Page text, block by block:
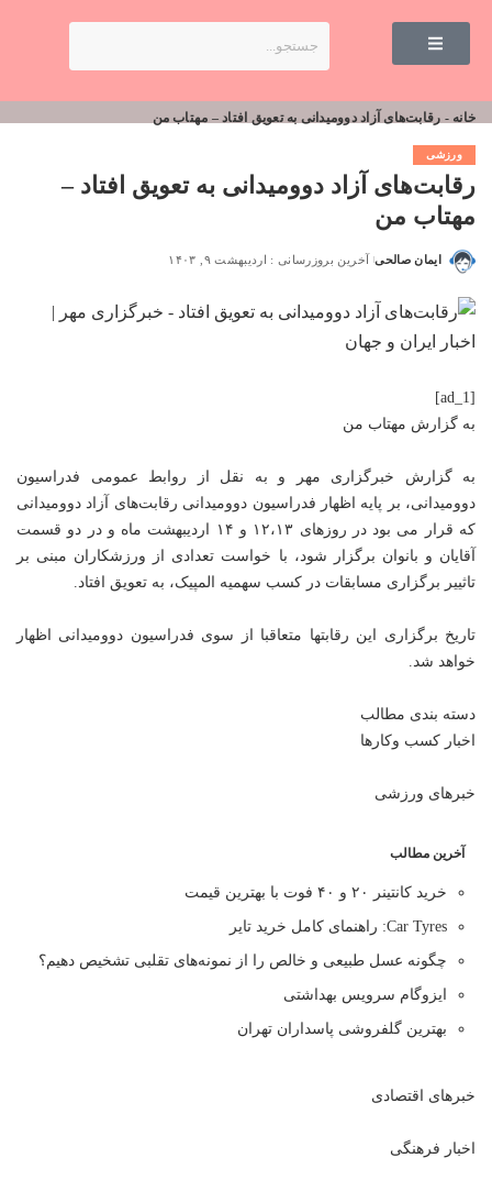
خانه - رقابت‌های آزاد دوومیدانی به تعویق افتاد – مهتاب من
ورزشی
رقابت‌های آزاد دوومیدانی به تعویق افتاد –
مهتاب من
ایمان صالحی آخرین بروزرسانی : اردیبهشت ۹, ۱۴۰۳
[ad_1]
به گزارش مهتاب من
به گزارش خبرگزاری مهر و به نقل از روابط عمومی فدراسیون
دوومیدانی، بر پایه اظهار فدراسیون دوومیدانی رقابت‌های آزاد دوومیدانی
که قرار می بود در روزهای ۱۲،۱۳ و ۱۴ اردیبهشت ماه و در دو قسمت
آقایان و بانوان برگزار شود، با خواست تعدادی از ورزشکاران مبنی بر
تاثییر برگزاری مسابقات در کسب سهمیه المپیک، به تعویق افتاد.
تاریخ برگزاری این رقابتها متعاقبا از سوی فدراسیون دوومیدانی اظهار
خواهد شد.
دسته بندی مطالب
اخبار کسب وکارها
خبرهای ورزشی
آخرین مطالب
خرید کانتینر ۲۰ و ۴۰ فوت با بهترین قیمت
Car Tyres: راهنمای کامل خرید تایر
چگونه عسل طبیعی و خالص را از نمونه‌های تقلبی تشخیص دهیم؟
ایزوگام سرویس بهداشتی
بهترین گلفروشی پاسداران تهران
خبرهای اقتصادی
اخبار فرهنگی